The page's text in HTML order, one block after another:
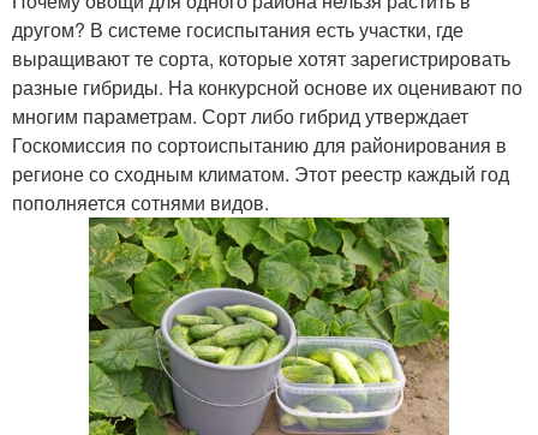
другом? В системе госиспытания есть участки, где
выращивают те сорта, которые хотят зарегистрировать
разные гибриды. На конкурсной основе их оценивают по
многим параметрам. Сорт либо гибрид утверждает
Госкомиссия по сортоиспытанию для районирования в
регионе со сходным климатом. Этот реестр каждый год
пополняется сотнями видов.